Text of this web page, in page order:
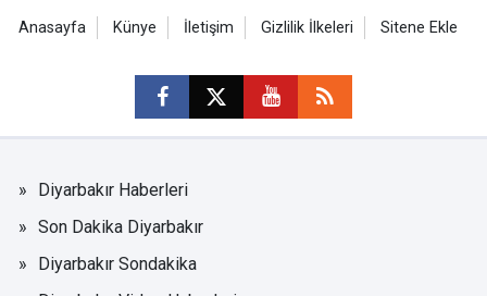
Anasayfa Künye İletişim Gizlilik İlkeleri Sitene Ekle
Diyarbakır Haberleri
Son Dakika Diyarbakır
Diyarbakır Sondakika